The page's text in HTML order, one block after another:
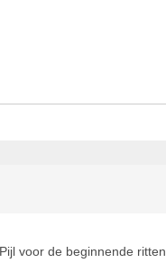
voor de beginnende